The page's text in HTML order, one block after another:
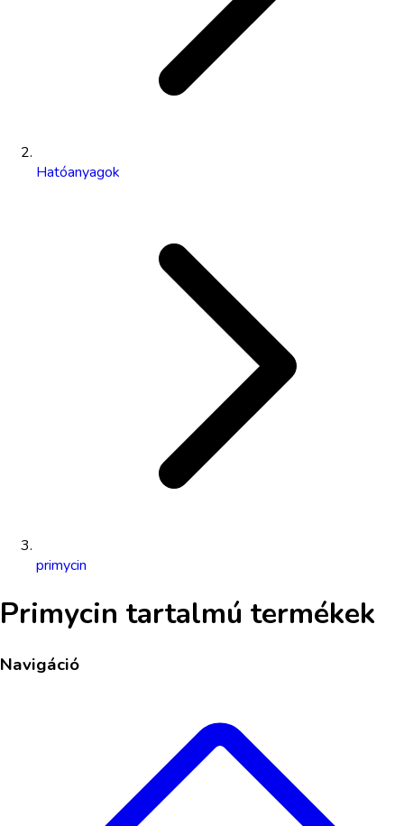
Hatóanyagok
primycin
Primycin tartalmú termékek
Navigáció